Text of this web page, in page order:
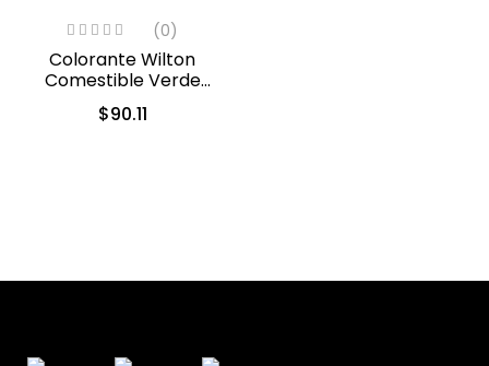
(0)
Colorante Wilton
Comestible Verde
Hoja/Leaf Green 28.3gr.
(04-0-0047)
$90.11